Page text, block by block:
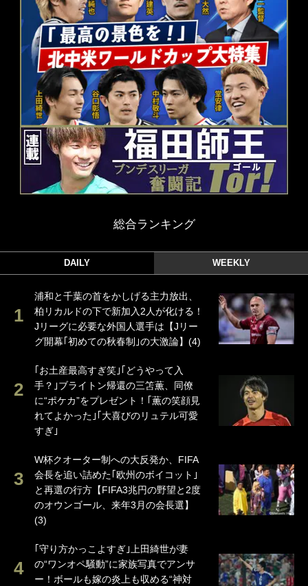
総合ランキング
DAILY WEEKLY
浦和と千葉の首をかしげる主力放出、
柏リカルドの下で新加入2人が化ける！
Jリーグに必要な外国人選手は【Jリー
グ開幕｢初めての秋春制｣の大激論】(4)
｢お土産最高すぎ笑｣｢どうやって入
手？｣ブライトン帰還の三笘薫、同僚
に“ポケカ”をプレゼント！｢薫の笑顔見
れてよかった｣｢大喜びのリュテル可愛
すぎ｣
W杯クオーター制への大反発か、FIFA
会長を追い詰めた｢欧州のボイコット｣
と再選の行方【FIFA3兆円の野望と2度
のオウンゴール、来年3月の会長選】
(3)
｢守り方かっこよすぎ｣上田綺世が妻
の“ワンオペ騒動”に家族写真でアンサ
ー！ボールも嫁の炎上も収める“神対